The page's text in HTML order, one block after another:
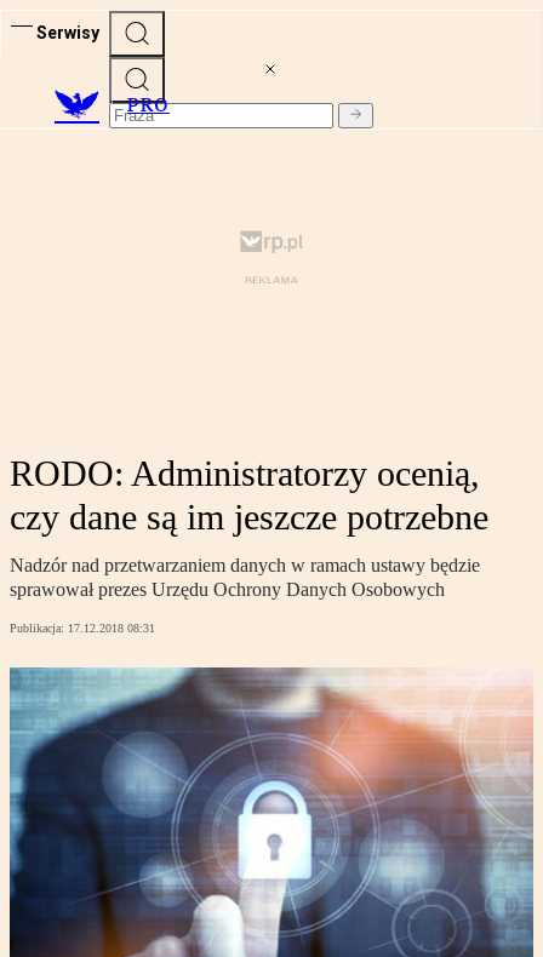
Serwisy
PRO
RODO: Administratorzy ocenią,
czy dane są im jeszcze potrzebne
Nadzór nad przetwarzaniem danych w ramach ustawy będzie
sprawował prezes Urzędu Ochrony Danych Osobowych
Publikacja: 17.12.2018 08:31